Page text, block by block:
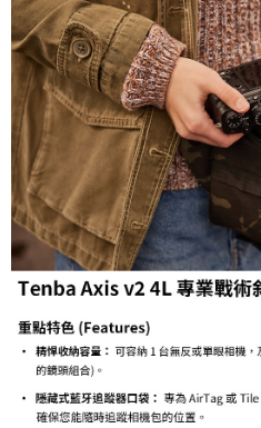
２．訂單成立數日內，您將收到繳費通
３．收到繳費通知簡訊後14天內，點擊
ATM／網路銀行／等多元方式進行付款
※ 請注意：結帳手續完成當下不需立
購買商品的店家。未經商家同意取消之
後付繳納相關費用。
※ 交易是否成功請以「AFTEE先享後
是否繳費成功／繳費後需取消欲退款等
客戶支援中心」
https://
【注意事項】
１．透過由恩沛科技股份有限公司提供
易，需依本服務之必要範圍內提供個人
權轉讓予恩沛科技股份有限公司。
２．關於個人資料處理事宜，請瀏覽以
３．未成年的使用者請事先徵得法定代
「AFTEE先享後付」，若未經同意申
任。
４．使用「AFTEE先享後付」時，將
時審查核予不同之上限額度；若仍有額
免運費